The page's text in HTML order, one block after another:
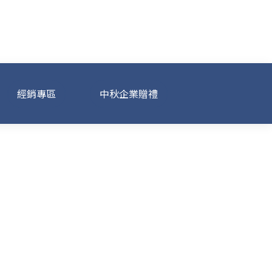
經銷專區 中秋企業贈禮